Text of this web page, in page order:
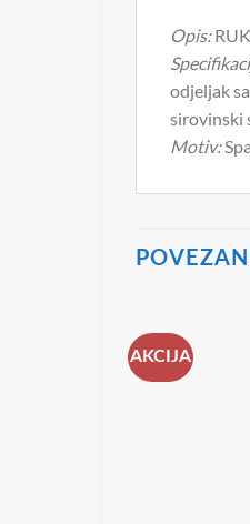
Opis:
odjeljak
sirovinski
Motiv:
AKCIJA